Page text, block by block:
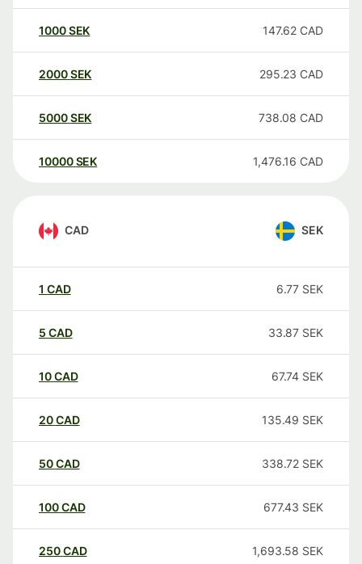
1000SEK 147.62 CAD
2000SEK 295.23 CAD
5000SEK 738.08 CAD
10000 SEK 1,476.16 CAD
CAD SEK
1 CAD 6.77 SEK
5 CAD 33.87 SEK
10CAD 67.74 SEK
20CAD 135.49 SEK
50CAD 338.72 SEK
100CAD 677.43 SEK
250CAD 1,693.58 SEK